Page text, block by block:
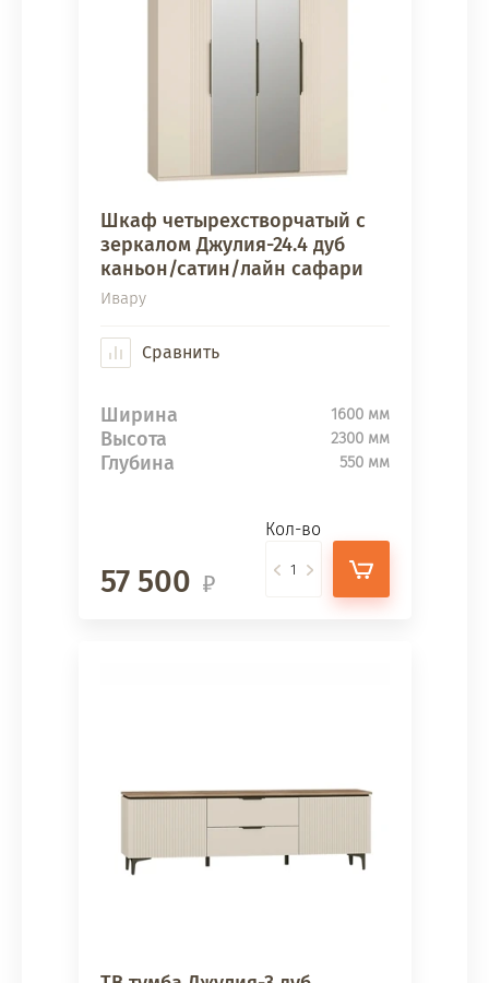
Шкаф четырехстворчатый с
зеркалом Джулия-24.4 дуб
каньон/сатин/лайн сафари
Ивару
Сравнить
Ширина 1600 мм
Высота 2300 мм
Глубина 550 мм
57 500
Кол-во